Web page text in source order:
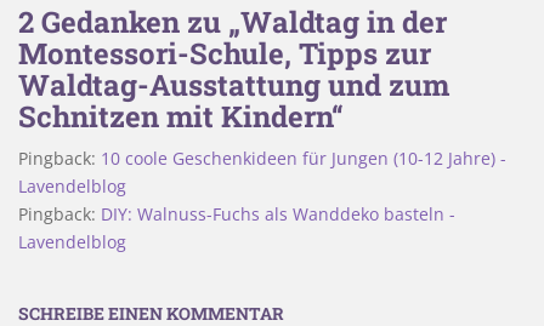
2 Gedanken zu „Waldtag in der
Montessori-Schule, Tipps zur
Waldtag-Ausstattung und zum
Schnitzen mit Kindern“
Pingback: 10 coole Geschenkideen für Jungen (10-12 Jahre) -
Lavendelblog
Pingback: DIY: Walnuss-Fuchs als Wanddeko basteln -
Lavendelblog
SCHREIBE EINEN KOMMENTAR